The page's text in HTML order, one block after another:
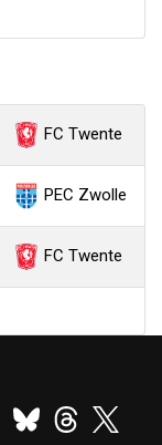
FC Twente
PEC Zwolle
FC Twente